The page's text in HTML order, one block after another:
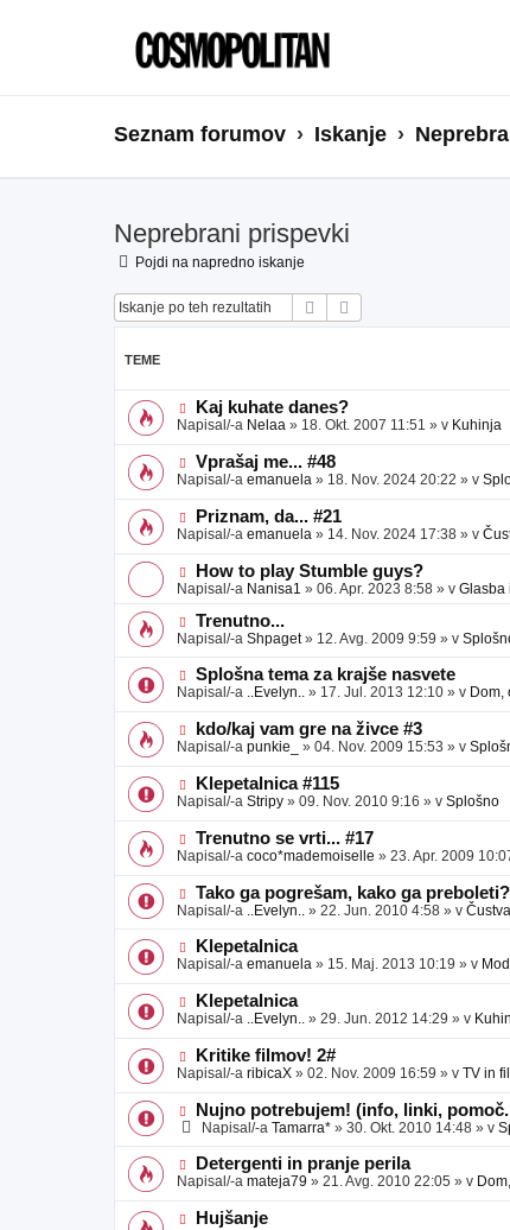
Seznam forumov Iskanje
Neprebrani prispevki
Pojdi na napredno iskanje
Iskanje
TEME
N
o
e
b
j
a
v
e
Kaj kuhate danes?
Napisal/-a Nelaa » 18. Okt. 2007 11:51 » v Kuhinja
N
o
e
o
b
j
a
v
e
Vprašaj me... #48
Napisal/-a emanuela » 18. Nov. 2024 20:22 » v
N
o
v
e
o
b
v
e
Priznam, da... #21
Napisal/-a emanuela » 14. Nov. 2024 17:38 » v
N
o
v
e
o
b
a
v
e
How to play Stumble guys?
Napisal/-a Nanisa1 » 06. Apr. 2023 8:58 » v Glasba
N
o
v
e
o
b
j
a
v
e
Trenutno...
Napisal/-a Shpaget» 12. Avg. 2009 9:59 » v
N
o
e
o
b
j
a
v
e
Splošna tema za krajše nasvete
Napisal/-a ..Evelyn.. » 17. Jul. 2013 12:10 » v Dom,
N
o
e
o
b
j
v
e
kdo/kaj vam gre na živce #3
Napisal/-a punkie_ » 04. Nov. 2009 15:53 » v
N
o
e
b
j
v
e
Klepetalnica #115
Napisal/-a Stripy » 09. Nov. 2010 9:16 » v Splošno
N
o
v
e
b
j
a
v
e
Trenutno se vrti... #17
Napisal/-a coco*mademoiselle » 23. Apr. 2009
N
o
v
e
o
b
j
a
v
e
Tako ga pogrešam, kako ga
Napisal/-a ..Evelyn.. » 22. Jun. 2010 4:58 » v Čustva
N
o
e
o
b
j
a
v
e
Klepetalnica
Napisal/-a emanuela » 15. Maj. 2013 10:19 » v
N
o
e
o
b
j
a
e
Klepetalnica
Napisal/-a ..Evelyn.. » 29. Jun. 2012 14:29 » v
N
o
v
e
o
j
a
v
e
Kritike filmov! 2#
Napisal/-a ribicaX » 02. Nov. 2009 16:59 » v TV in
N
e
o
b
j
a
Nujno potrebujem! (info, linki,
Napisal/-a Tamarra* » 30. Okt. 2010 14:48 » v
N
o
e
Detergenti in pranje perila
Napisal/-a mateja79 » 21. Avg. 2010 22:05 » v
NHujšanje